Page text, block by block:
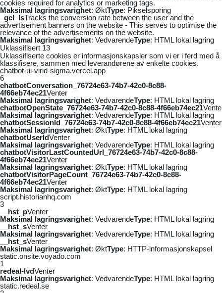
cookies required for analytics or marketing tags.
Maksimal lagringsvarighet: ØktType: Pikselsporing
_gcl_lsTracks the conversion rate between the user and the
advertisement banners on the website - This serves to optimise the
relevance of the advertisements on the website.
Maksimal lagringsvarighet: VedvarendeType: HTML lokal lagring
Uklassifisert 13
Uklassifiserte cookies er informasjonskapsler som vi er i ferd med å
klassifisere, sammen med leverandørene av enkelte cookies.
chatbot-ui-virid-sigma.vercel.app
6
chatbotConversation_76724e63-74b7-42c0-8c88-
4f66eb74ec21Venter
Maksimal lagringsvarighet: VedvarendeType: HTML lokal lagring
chatbotOpenState_76724e63-74b7-42c0-8c88-4f66eb74ec21
Maksimal lagringsvarighet: VedvarendeType: HTML lokal lagring
chatbotSessionId_76724e63-74b7-42c0-8c88-4f66eb74ec21Venter
Maksimal lagringsvarighet: ØktType: HTML lokal lagring
chatbotUserIdVenter
Maksimal lagringsvarighet: VedvarendeType: HTML lokal lagring
chatbotVisitorLastCountedUrl_76724e63-74b7-42c0-8c88-
4f66eb74ec21Venter
Maksimal lagringsvarighet: ØktType: HTML lokal lagring
chatbotVisitorPageCount_76724e63-74b7-42c0-8c88-
4f66eb74ec21Venter
Maksimal lagringsvarighet: ØktType: HTML lokal lagring
script.historianhq.com
3
__hst_pVenter
Maksimal lagringsvarighet: VedvarendeType: HTML lokal lagring
__hst_sVenter
Maksimal lagringsvarighet: VedvarendeType: HTML lokal lagring
__hst_sVenter
Maksimal lagringsvarighet: ØktType: HTTP-informasjonskapsel
static.onsite.voyado.com
1
redeal-lvdVenter
Maksimal lagringsvarighet: VedvarendeType: HTML lokal lagring
static.redeal.se